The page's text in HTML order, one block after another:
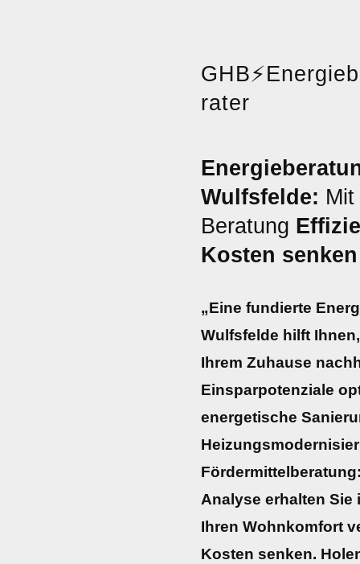
GHB⚡
rater
Wulfsfelde:
Beratung
Kosten senken
„Eine fundierte
Wulfsfelde hilft
Ihrem Zuhause
Einsparpotenziale
energetische
Analyse erhalten
Ihren Wohnkomfort
Kosten senken.